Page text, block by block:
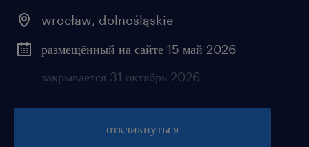
wrocław, dolnośląskie
размещённый на сайте 15 май 2026
закрывается 31 октябрь 2026
откликнуться